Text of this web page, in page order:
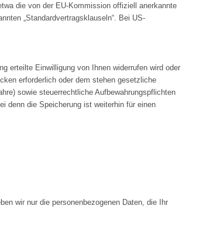
die von der EU-Kommission offiziell anerkannte
„Standardvertragsklauseln“. Bei US-
erteilte Einwilligung von Ihnen widerrufen wird oder
erforderlich oder dem stehen gesetzliche
sowie steuerrechtliche Aufbewahrungspflichten
denn die Speicherung ist weiterhin für einen
wir nur die personenbezogenen Daten, die Ihr